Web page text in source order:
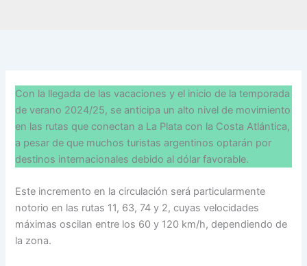
Con la llegada de las vacaciones y el inicio de la temporada
de verano 2024/25, se anticipa un alto nivel de movimiento
en las rutas que conectan a La Plata con la Costa Atlántica,
a pesar de que muchos turistas argentinos optarán por
destinos internacionales debido al dólar favorable.
Este incremento en la circulación será particularmente
notorio en las rutas 11, 63, 74 y 2, cuyas velocidades
máximas oscilan entre los 60 y 120 km/h, dependiendo de
la zona.